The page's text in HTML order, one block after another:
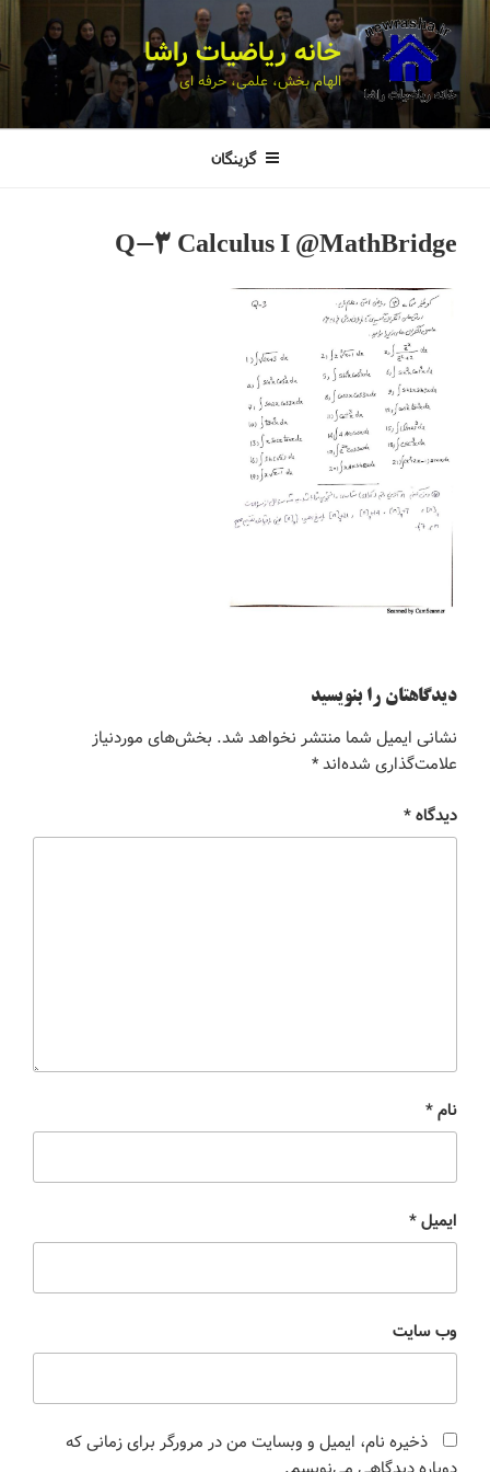
خانه ریاضیات راشا
الهام بخش، علمی، حرفه ای
گزینگان
Q-3 Calculus I @MathBridge
دیدگاهتان را بنویسید
نشانی ایمیل شما منتشر نخواهد شد. بخش‌های موردنیاز
علامت‌گذاری شده‌اند*
دیدگاه*
نام*
ایمیل*
وب‌ سایت
ذخیره نام، ایمیل و وبسایت من در مرورگر برای زمانی که